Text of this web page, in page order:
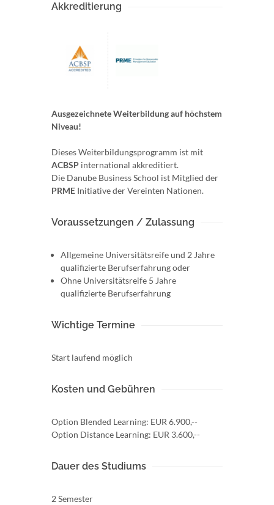
Akkreditierung
Ausgezeichnete Weiterbildung auf höchstem
Niveau!
Dieses Weiterbildungsprogramm ist mit
ACBSP international akkreditiert.
Die Danube Business School ist Mitglied der
PRME Initiative der Vereinten Nationen.
Voraussetzungen / Zulassung
Allgemeine Universitätsreife und 2 Jahre
qualifizierte Berufserfahrung oder
Ohne Universitätsreife 5 Jahre
qualifizierte Berufserfahrung
Wichtige Termine
Start laufend möglich
Kosten und Gebühren
Option Blended Learning: EUR 6.900,--
Option Distance Learning: EUR 3.600,--
Dauer des Studiums
2 Semester